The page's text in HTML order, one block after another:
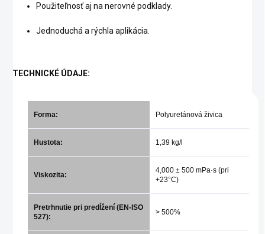
Použiteľnosť aj na nerovné podklady.
Jednoduchá a rýchla aplikácia.
TECHNICKÉ ÚDAJE:
Forma: Polyuretánová živica
Hustota: 1,39 kg/l
Viskozita:
4,000 ± 500 mPa·s (pri
+23°C)
Pretrhnutie pri predĺžení (EN-ISO
527):
> 500%